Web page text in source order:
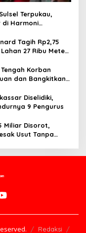
Terpukau,
di Harmoni
Tagih Rp2,75
27 Ribu Meter
Korban
dan Bangkitkan
Diselidiki,
9 Pengurus
Miliar Disorot,
Usut Tanpa
Redaksi